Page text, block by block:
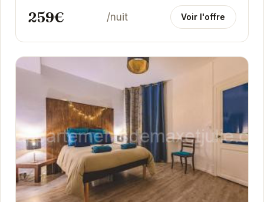
259€ /nuit Voir l'offre